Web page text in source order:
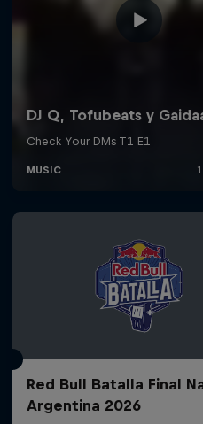
Red Bull Batalla Final
Argentina 2026